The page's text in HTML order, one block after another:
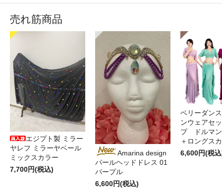
売れ筋商品
エジプト製 ミラー
ヤレフ ミラーヤベール
ミックスカラー
7,700円(税込)
Amarina design
パールヘッドドレス 01
パープル
6,600円(税込)
ベリーダン
ンウェアセ
プ ドルマン
＋ロングス
6,600円(税